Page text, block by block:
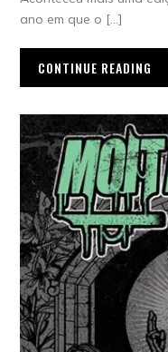
ano em que o […]
CONTINUE READING